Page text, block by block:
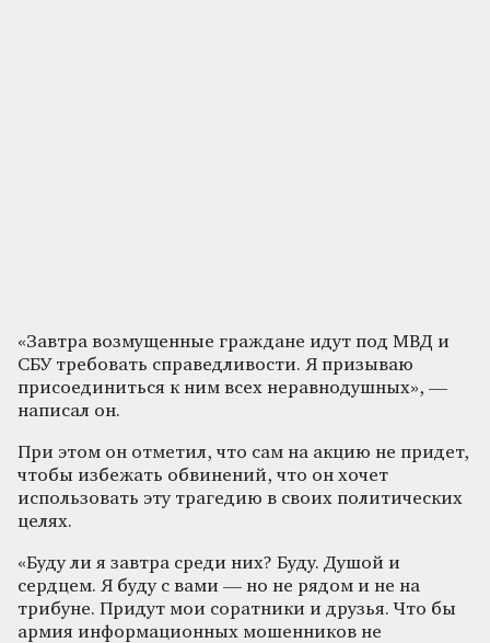
«Завтра возмущенные граждане идут под МВД и
СБУ требовать справедливости. Я призываю
присоединиться к ним всех неравнодушных», —
написал он.
При этом он отметил, что сам на акцию не придет,
чтобы избежать обвинений, что он хочет
использовать эту трагедию в своих политических
целях.
«Буду ли я завтра среди них? Буду. Душой и
сердцем. Я буду с вами — но не рядом и не на
трибуне. Придут мои соратники и друзья. Что бы
армия информационных мошенников не